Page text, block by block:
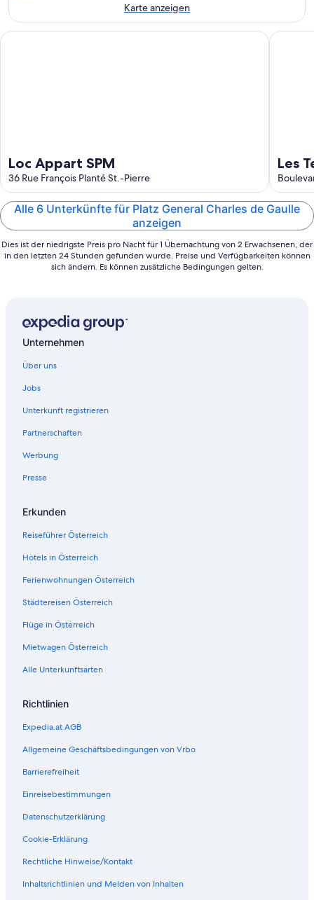
10.
Aug.
Aug.
-
Karte anzeigen
Loc Appart SPM
36 Rue François Planté St.-Pierre
Loc Appart SPM
Les
Les
Alle 6 Unterkünfte für Platz General Charles de Gaulle
anzeigen
Dies ist der niedrigste Preis pro Nacht für 1 Übernachtung von 2 Erwachsenen, der
in den letzten 24 Stunden gefunden wurde. Preise und Verfügbarkeiten können
sich ändern. Es können zusätzliche Bedingungen gelten.
Unternehmen
Über uns
Jobs
Unterkunft registrieren
Partnerschaften
Werbung
Presse
Erkunden
Reiseführer Österreich
Hotels in Österreich
Ferienwohnungen Österreich
Städtereisen Österreich
Flüge in Österreich
Mietwagen Österreich
Alle Unterkunftsarten
Richtlinien
Expedia.at AGB
Allgemeine Geschäftsbedingungen von Vrbo
Barrierefreiheit
Einreisebestimmungen
Datenschutzerklärung
Cookie-Erklärung
Rechtliche Hinweise/Kontakt
Inhaltsrichtlinien und Melden von Inhalten